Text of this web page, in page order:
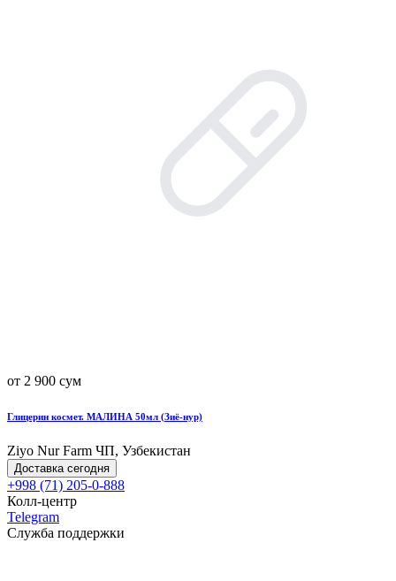
от 2 900 сум
Глицерин космет. МАЛИНА 50мл (Зиё-нур)
Ziyo Nur Farm ЧП, Узбекистан
Доставка сегодня
+998 (71) 205-0-888
Колл-центр
Telegram
Служба поддержки